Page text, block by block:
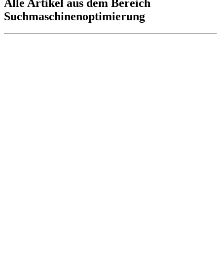
Alle Artikel aus dem Bereich
Suchmaschinenoptimierung